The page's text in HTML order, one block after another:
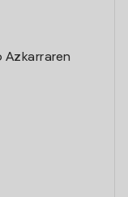
Azkarraren